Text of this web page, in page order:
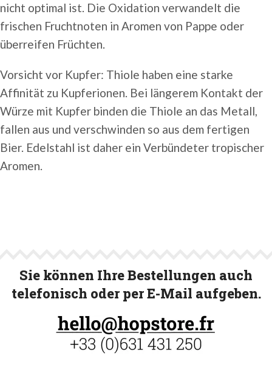
nicht optimal ist. Die Oxidation verwandelt die
frischen Fruchtnoten in Aromen von Pappe oder
überreifen Früchten.
Vorsicht vor Kupfer: Thiole haben eine starke
Affinität zu Kupferionen. Bei längerem Kontakt der
Würze mit Kupfer binden die Thiole an das Metall,
fallen aus und verschwinden so aus dem fertigen
Bier. Edelstahl ist daher ein Verbündeter tropischer
Aromen.
Sie können Ihre Bestellungen auch
telefonisch oder per E-Mail aufgeben.